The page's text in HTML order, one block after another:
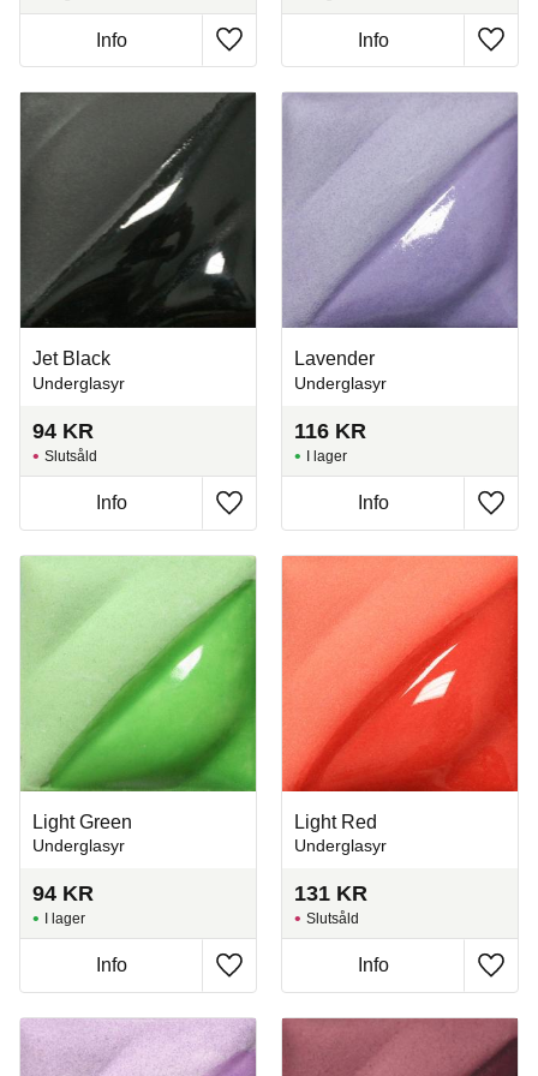
Lägg till i favoriter
Info
Lägg
Info
Jet Black
Underglasyr
94 KR
Lägg till i favoriter
Slutsåld
Info
Lavender
Underglasyr
116 KR
Lägg
I lager
Info
Light Green
Underglasyr
94 KR
Lägg till i favoriter
I lager
Info
Light Red
Underglasyr
131 KR
Lägg
Slutsåld
Info